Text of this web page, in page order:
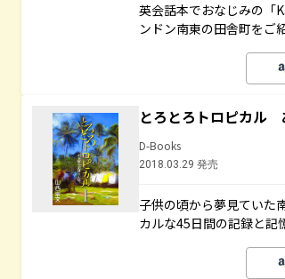
英会話本でおなじみの「
ンドン南東の田舎町をご
とろとろトロピカル
D-Books
2018.03.29 発売
子供の頃から夢見ていた
カルな45日間の記録と記